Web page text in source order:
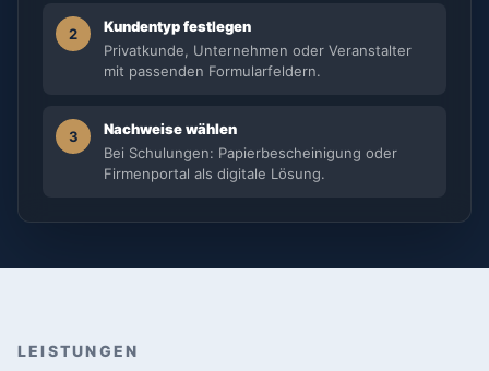
2
Kundentyp festlegen
Privatkunde, Unternehmen oder Veranstalter
mit passenden Formularfeldern.
3
Nachweise wählen
Bei Schulungen: Papierbescheinigung oder
Firmenportal als digitale Lösung.
LEISTUNGEN